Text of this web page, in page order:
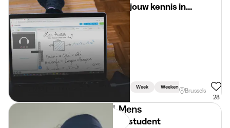
jouw kennis in
wiskunde, fysica
wetenschappen.
Week Weekend Vakantie
Brussels
28
i-Mens
Jobstudent